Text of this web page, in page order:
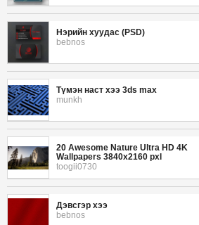
Нэрийн хуудас (PSD)
bebnos
Түмэн наст хээ 3ds max
munkh
20 Awesome Nature Ultra HD 4K
Wallpapers 3840x2160 pxl
toogii0730
Дэвсгэр хээ
bebnos